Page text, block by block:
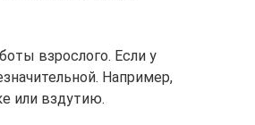
взрослого. Если у
Например,
или вздутию.